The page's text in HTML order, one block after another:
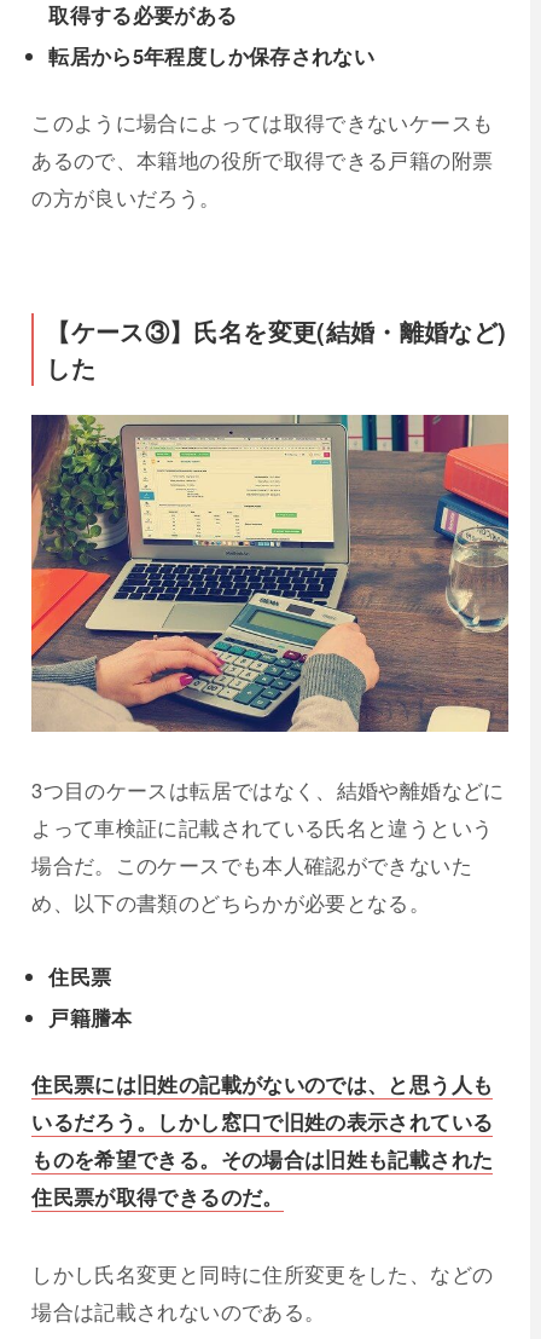
取得する必要がある
転居から5年程度しか保存されない
このように場合によっては取得できないケースも
あるので、本籍地の役所で取得できる戸籍の附票
の方が良いだろう。
【ケース③】氏名を変更(結婚・離婚など)
した
3つ目のケースは転居ではなく、結婚や離婚などに
よって車検証に記載されている氏名と違うという
場合だ。このケースでも本人確認ができないた
め、以下の書類のどちらかが必要となる。
住民票
戸籍謄本
住民票には旧姓の記載がないのでは、と思う人も
いるだろう。しかし窓口で旧姓の表示されている
ものを希望できる。その場合は旧姓も記載された
住民票が取得できるのだ。
しかし氏名変更と同時に住所変更をした、などの
場合は記載されないのである。